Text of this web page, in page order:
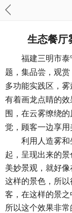
生态餐厅
福建三明市泰
题，集品尝，观
多功能实践区，
有着画龙点睛的
围，在云雾缭绕
觉，顾客一边享用
利用人造雾
起，呈现出来的
美妙景观，就好
这样的景色，所
客，在这样的景之
所以这个效果非